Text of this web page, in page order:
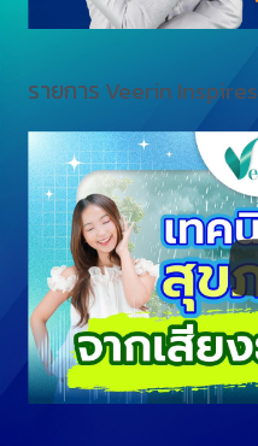
รายการ Veerin Inspires